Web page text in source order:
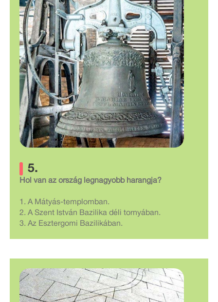
5.
Hol van az ország legnagyobb harangja?
1. A Mátyás-templomban.
2. A Szent István Bazilika déli tornyában.
3. Az Esztergomi Bazilikában.